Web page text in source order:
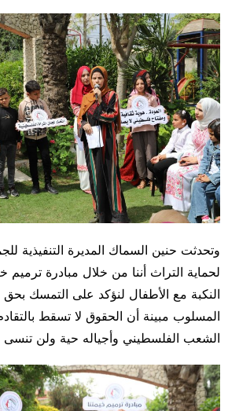
وتحدثت حنين السماك المديرة التنفيذية
لحماية التراث أننا من خلال مبادرة ترميم
النكبة مع الأطفال لنؤكد على التمسك بحق
المسلوب مبينة أن الحقوق لا تسقط
الشعب الفلسطيني وأجياله حية ولن